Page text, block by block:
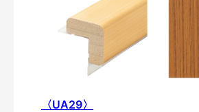
〈UA29〉